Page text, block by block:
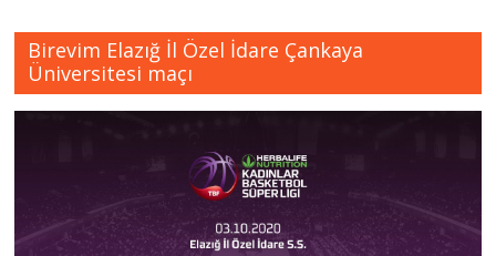
Birevim Elazığ İl Özel İdare Çankaya
Üniversitesi maçı